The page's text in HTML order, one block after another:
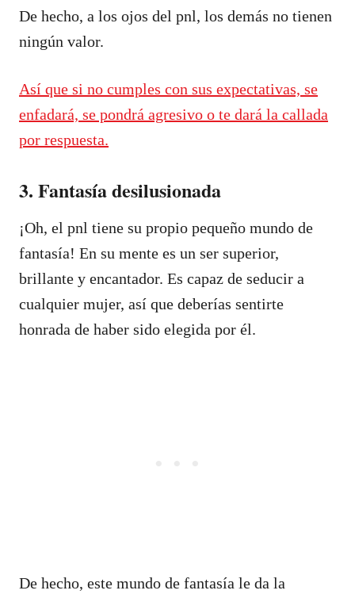
De hecho, a los ojos del pnl, los demás no tienen
ningún valor.
Así que si no cumples con sus expectativas, se
enfadará, se pondrá agresivo o te dará la callada
por respuesta.
3. Fantasía desilusionada
¡Oh, el pnl tiene su propio pequeño mundo de
fantasía! En su mente es un ser superior,
brillante y encantador. Es capaz de seducir a
cualquier mujer, así que deberías sentirte
honrada de haber sido elegida por él.
De hecho, este mundo de fantasía le da la